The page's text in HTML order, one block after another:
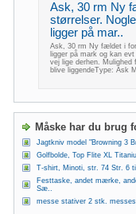
Ask, 30 rm Ny
størrelser.
ligger på mar..
Ask, 30 rm Ny fældet i
ligger på mark og kan
vej lige derhen.
blive liggendeType: Ask
Måske har du brug
Jagtkniv model "Browning 3
Golfbolde, Top Flite XL
T-shirt, Minoti, str. 74 Str. 6
Festtaske, andet mærke,
Sæ..
messe stativer 2 stk.